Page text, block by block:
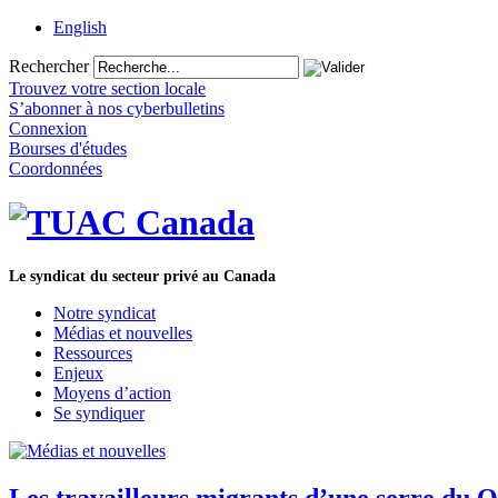
English
Rechercher
Trouvez votre section locale
S’abonner à nos cyberbulletins
Connexion
Bourses d'études
Coordonnées
Le syndicat du secteur privé au Canada
Notre syndicat
Médias et nouvelles
Ressources
Enjeux
Moyens d’action
Se syndiquer